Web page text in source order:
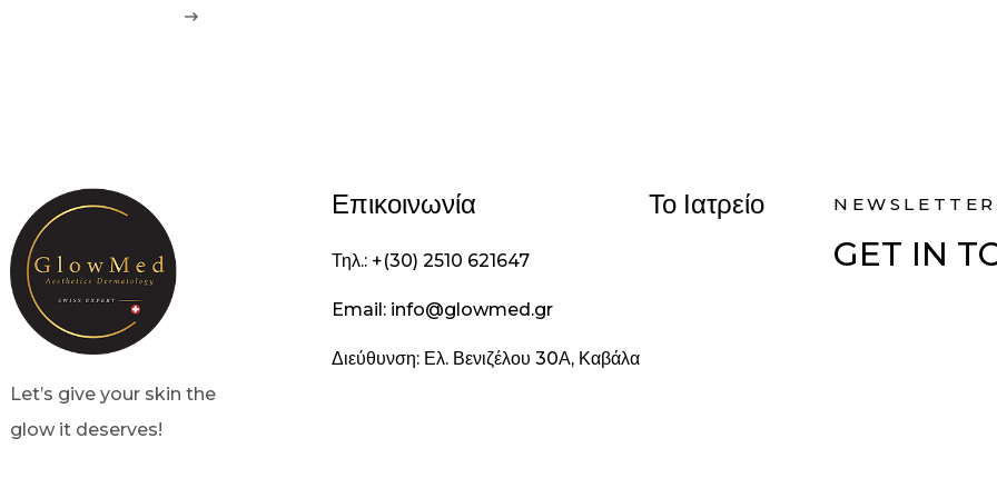
Let’s give your skin the
glow it deserves!
Επικοινωνία
Τηλ.: +(30) 2510 621647
Email: info@glowmed.gr
Διεύθυνση: Ελ. Βενιζέλου 30Α, Καβάλα
Το Ιατρείο NEWSLETTER
GET IN